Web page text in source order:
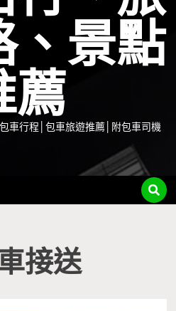
、景點
薦
車行程│包車旅遊推薦│附包車司機
接送